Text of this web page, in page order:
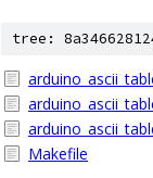
tree:
Makefile